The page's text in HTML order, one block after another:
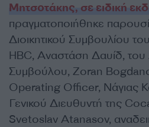
Μητσοτάκης, σε ειδική
πραγματοποιήθηκε
Διοικητικού Συμβουλίου
HBC, Αναστάση Δαυίδ, του
Συμβούλου, Zoran
Operating Officer, Νάγιας
Γενικού Διευθυντή της
Svetoslav Atanasov,